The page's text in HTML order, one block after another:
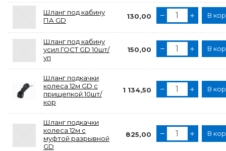
Шланг под кабину
ПА GD
130,00 В
Шланг под кабину
усил.ГОСТ GD 10шт/
уп
150,00 В
Шланг подкачки
колеса 12м GD с
прищепкой 10шт/
кор
1 134,50 В
Шланг подкачки
колеса 12м с
муфтой разрывной
GD
825,00 В